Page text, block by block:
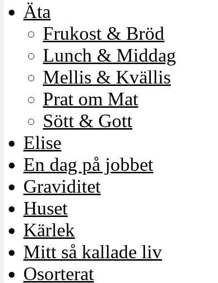
Äta
Frukost & Bröd
Lunch & Middag
Mellis & Kvällis
Prat om Mat
Sött & Gott
Elise
En dag på jobbet
Graviditet
Huset
Kärlek
Mitt så kallade liv
Osorterat